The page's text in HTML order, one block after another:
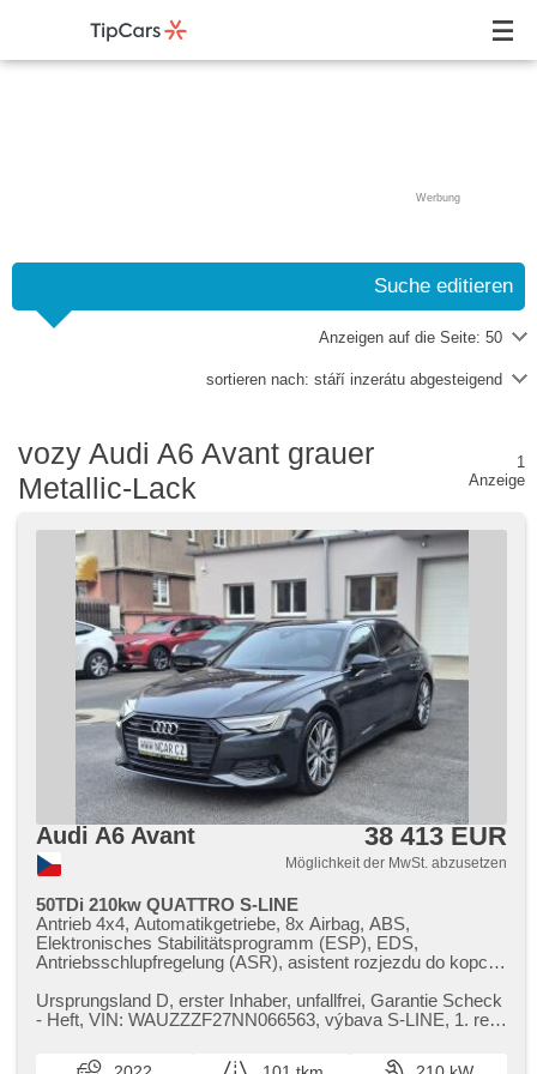
Werbung
Suche editieren
Anzeigen auf die Seite: 50
sortieren nach: stáří inzerátu abgesteigend
vozy Audi A6 Avant grauer
Metallic-Lack
1
Anzeige
Audi A6 Avant 38 413 EUR
Möglichkeit der MwSt. abzusetzen
50TDi 210kw QUATTRO S-LINE
Antrieb 4x4, Automatikgetriebe, 8x Airbag, ABS,
Elektronisches Stabilitätsprogramm (ESP), EDS,
Antriebsschlupfregelung (ASR), asistent rozjezdu do kopce
Anhängerkupplung, Servolenkung, 4-Zonen Klimaanlage,
Standheizung, Standheizung mit Zeitvorwärmer, Tempomat,
LED denní svícení, automatické přepínání dálkových světel,
Ursprungsland D,​ erster Inhaber,​ unfallfrei,​ Garantie Scheck​
- Heft,​ VIN: WAUZZZF27NN066563,​ výbava S​-LINE,​ 1. reg.